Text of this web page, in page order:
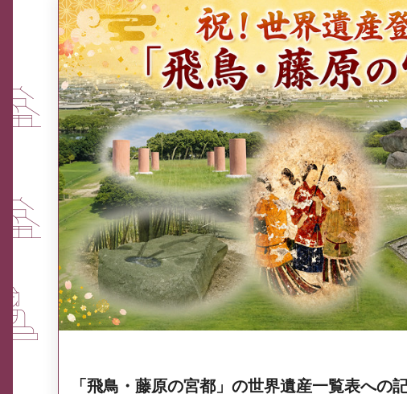
「飛鳥・藤原の宮都」の世界遺産一覧表への
中東情勢や原油価格上昇の影響
を受ける中小企業向け相談窓口
について
ふるさと納税なら、奈良